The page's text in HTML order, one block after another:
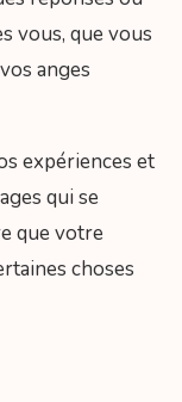
vous, que vous
anges
expériences et
qui se
que votre
choses